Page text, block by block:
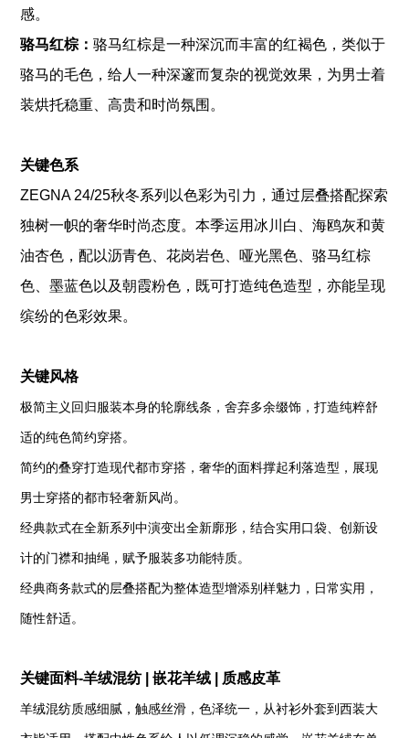
感。
骆马红棕 ：骆马红棕是一种深沉而丰富的红褐色，类似于
骆马的毛色，给人一种深邃而复杂的视觉效果，为男士着
装烘托稳重、高贵和时尚氛围。
关键色系
ZEGNA 24/25秋冬系列以色彩为引力，通过层叠搭配探索
独树一帜的奢华时尚态度。本季运用冰川白、海鸥灰和黄
油杏色，配以沥青色、花岗岩色、哑光黑色、骆马红棕
色、墨蓝色以及朝霞粉色，既可打造纯色造型，亦能呈现
缤纷的色彩效果。
关键风格
极简主义回归服装本身的轮廓线条，舍弃多余缀饰，打造纯粹舒
适的纯色简约穿搭。
简约的叠穿打造现代都市穿搭，奢华的面料撑起利落造型，展现
男士穿搭的都市轻奢新风尚。
经典款式在全新系列中演变出全新廓形，结合实用口袋、创新设
计的门襟和抽绳，赋予服装多功能特质。
经典商务款式的层叠搭配为整体造型增添别样魅力，日常实用，
随性舒适。
关键面料-羊绒混纺 | 嵌花羊绒 | 质感皮革
羊绒混纺质感细腻，触感丝滑，色泽统一，从衬衫外套到西装大